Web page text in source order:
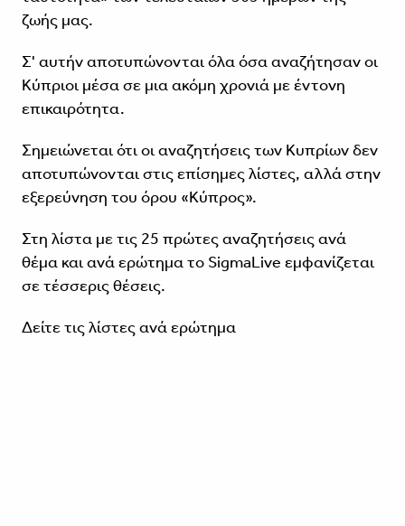
ζωής μας.
Σ' αυτήν αποτυπώνονται όλα όσα αναζήτησαν οι
Κύπριοι μέσα σε μια ακόμη χρονιά με έντονη
επικαιρότητα.
Σημειώνεται ότι οι αναζητήσεις των Κυπρίων δεν
αποτυπώνονται στις επίσημες λίστες, αλλά στην
εξερεύνηση του όρου «Κύπρος».
Στη λίστα με τις 25 πρώτες αναζητήσεις ανά
θέμα και ανά ερώτημα το SigmaLive εμφανίζεται
σε τέσσερις θέσεις.
Δείτε τις λίστες ανά ερώτημα